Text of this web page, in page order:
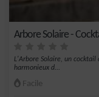
Arbore Solaire -
L'Arbore Solaire, un
harmonieux d...
Facile